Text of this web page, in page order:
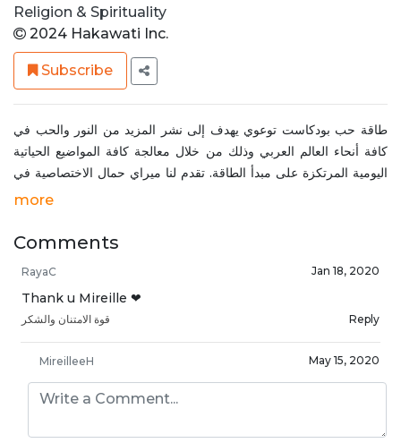
Religion & Spirituality
2024 Hakawati Inc.
Subscribe
طاقة حب بودكاست توعوي يهدف إلى نشر المزيد من النور والحب في
كافة أنحاء العالم العربي وذلك من خلال معالجة كافة المواضيع الحياتية
اليومية المرتكزة على مبدأ الطاقة. تقدم لنا ميراي حمال الاختصاصية في
العلاج بالريكي مواضيع عديدة ومختلفة من صلب حياتنا اليومية تشرح فيها
فهم مبدأ الطاقة وكيفية انعكاسها على مسار حياتنا. للتواصل مع ميراي:
more
Comments
RayaC Jan 18, 2020
Thank u Mireille ❤
قوة الامتنان والشكر Reply
MireilleeH May 15, 2020
I Am Grateful ❤️🙏